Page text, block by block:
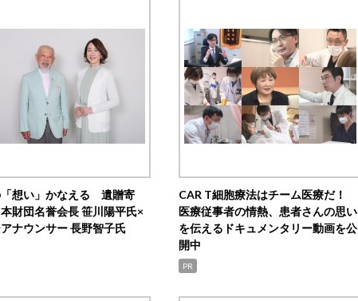
想い」かなえる 遺贈寄
財団名誉会長 笹川陽平氏×
ナウンサー 長野智子氏
CAR T細胞療法はチーム医療だ！
医療従事者の情熱、患者さんの思い
を伝えるドキュメンタリー動画を公
開中
PR